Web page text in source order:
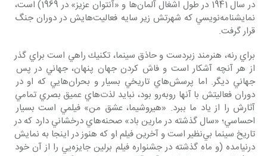
در سال 1941 در طول اشغال آلمان‌ها و «آنتوان عزيز» در 1969) است،
نمايشنامه‌نويسي كه شهرتش زير سايه فعاليت‌هايش در دوران جنگ
قرار گرفت.
براي رنه، هنرمند زبردست و حاذق سينما، تكنيك راهي است براي گذر
از هر آنچه آشكار است و فاش كردن جهان پنهان، جهاني در پس
جهاني ديگر. اما پرسش‌هاي تاريخي بسيار و بحران‌هايي كه او در
دوران فعاليتش با آنها روبه‌رو بود، نبايد لذت‌هاي عميق بصري تمامي
آثارش را از ياد ما ببرد. «هيروشيما، عشق من» فيلمي است بسيار
احساسي؛ «سال گذشته در مارين باد» صحنه‌هاي درخشاني دارد كه در
تاريخ سينما بي‌نظير است و آخرين فيلم او كه هنوز در اينجا به نمايش
درنيامده (و ماه گذشته در جشنواره فيلم برلين جايزه‌يي را از آن خود